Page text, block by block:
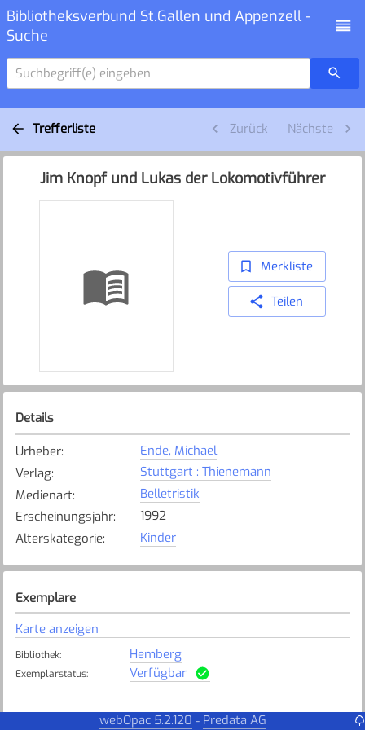
Bibliotheksverbund St.Gallen und Appenzell -
Suche
Suchbegriff(e) eingeben
Trefferliste Zurück Nächste
Jim Knopf und Lukas der Lokomotivführer
Merkliste
Teilen
Details
Urheber:
Ende, Michael
Verlag:
Stuttgart : Thienemann
Medienart:
Belletristik
Erscheinungsjahr:
1992
Alterskategorie: Kinder
Exemplare
Karte anzeigen
Bibliothek: Hemberg
Exemplarstatus: Verfügbar
webOpac 5.2.120 - Predata AG